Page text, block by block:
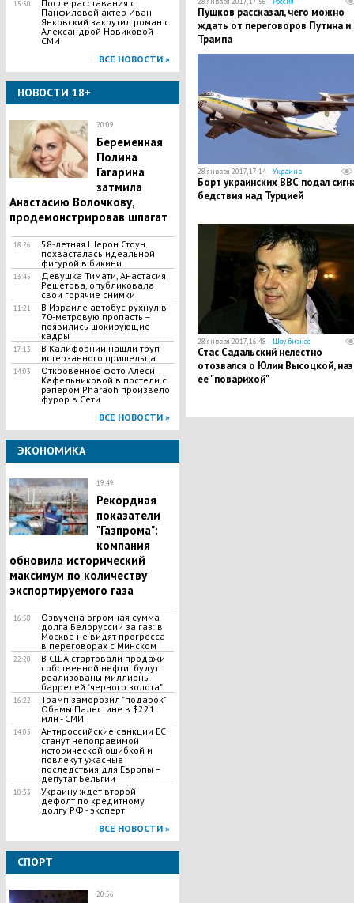
15:50
После расставания с
Панфиловой актер Иван
Янковский закрутил роман с
Александрой Новиковой -
СМИ
ВСЕ НОВОСТИ »
НОВОСТИ 18+
20:09
Беременная
Полина
Гагарина
затмила
Анастасию Волочкову,
продемонстрировав шпагат
18:26
58-летняя Шерон Стоун
похвасталась идеальной
фигурой в бикини
13:45
Девушка Тимати, Анастасия
Решетова, опубликовала
свои горячие снимки
11:21
В Израиле автобус рухнул в
70-метровую пропасть –
появились шокирующие
кадры
17:13
В Калифорнии нашли труп
истерзанного пришельца
14:03
Откровенное фото Алеси
Кафельниковой в постели с
рэпером Pharaoh произвело
фурор в Сети
ВСЕ НОВОСТИ »
ЭКОНОМИКА
19:49
Рекордная
показатели
"Газпрома":
компания
обновила исторический
максимум по количеству
экспортируемого газа
16:58
Озвучена огромная сумма
долга Белоруссии за газ: в
Москве не видят прогресса
в переговорах с Минском
22:20
В США стартовали продажи
собственной нефти: будут
реализованы миллионы
баррелей "черного золота"
16:22
Трамп заморозил "подарок"
Обамы Палестине в $221
млн - СМИ
14:05
Антироссийские санкции ЕС
станут непоправимой
исторической ошибкой и
повлекут ужасные
последствия для Европы –
депутат Бельгии
10:33
Украину ждет второй
дефолт по кредитному
долгу РФ - эксперт
ВСЕ НОВОСТИ »
СПОРТ
20:56
Пушков рассказал, чего можно
ждать от переговоров Путина и
Трампа
28 января 2017, 17:14 —Украина
Борт украинских ВВС подал
бедствия над Турцией
28 января 2017, 16:48 —Шоу-бизнес
Стас Садальский нелестно
отозвался о Юлии Высоцкой,
ее "поварихой"